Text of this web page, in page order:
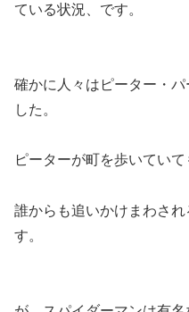
ている状況、です。
確かに人々はピーター・
した。
ピーターが町を歩いていて
誰からも追いかけまわさ
す。